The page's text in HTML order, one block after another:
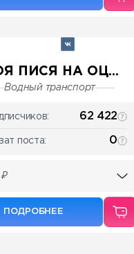
ПИСЯ НА ОЦ...
Водный транспорт
62 422
поста: 0
₽
ПОДРОБНЕЕ